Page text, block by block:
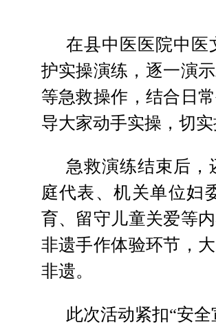
在县中医医院中医
护实操演练，逐一演
等急救操作，结合日
导大家动手实操，切
急救演练结束后
庭代表、机关单位妇
育、留守儿童关爱等
非遗手作体验环节，
非遗。
此次活动紧扣“安